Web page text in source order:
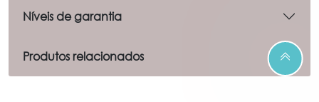
Níveis de garantia
Produtos relacionados